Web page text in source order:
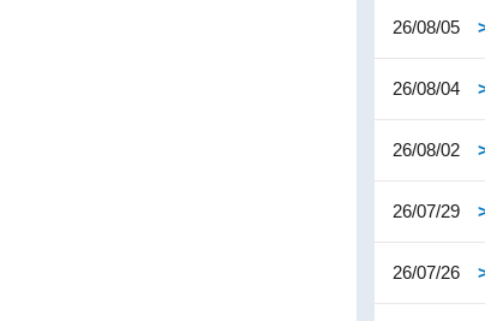
26/08/05
26/08/04
26/08/02
26/07/29
26/07/26